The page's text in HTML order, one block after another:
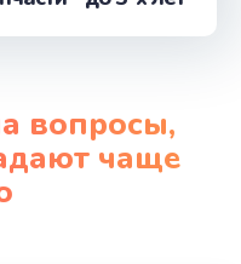
вопросы,
чаще